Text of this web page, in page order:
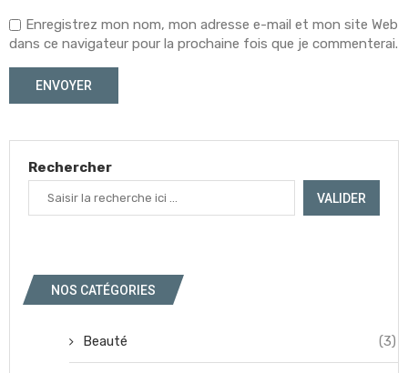
Enregistrez mon nom, mon adresse e-mail et mon site Web
dans ce navigateur pour la prochaine fois que je commenterai.
Rechercher
VALIDER
NOS CATÉGORIES
Beauté (3)